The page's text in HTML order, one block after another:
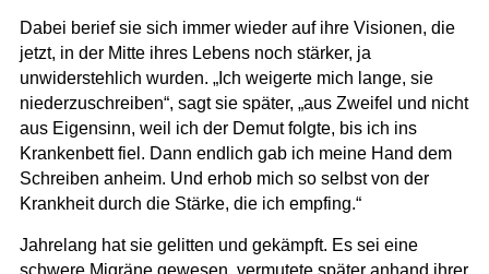
Dabei berief sie sich immer wieder auf ihre Visionen, die
jetzt, in der Mitte ihres Lebens noch stärker, ja
unwiderstehlich wurden. „Ich weigerte mich lange, sie
niederzuschreiben“, sagt sie später, „aus Zweifel und nicht
aus Eigensinn, weil ich der Demut folgte, bis ich ins
Krankenbett fiel. Dann endlich gab ich meine Hand dem
Schreiben anheim. Und erhob mich so selbst von der
Krankheit durch die Stärke, die ich empfing.“
Jahrelang hat sie gelitten und gekämpft. Es sei eine
schwere Migräne gewesen, vermutete später anhand ihrer